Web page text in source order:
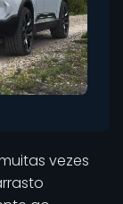
vezes